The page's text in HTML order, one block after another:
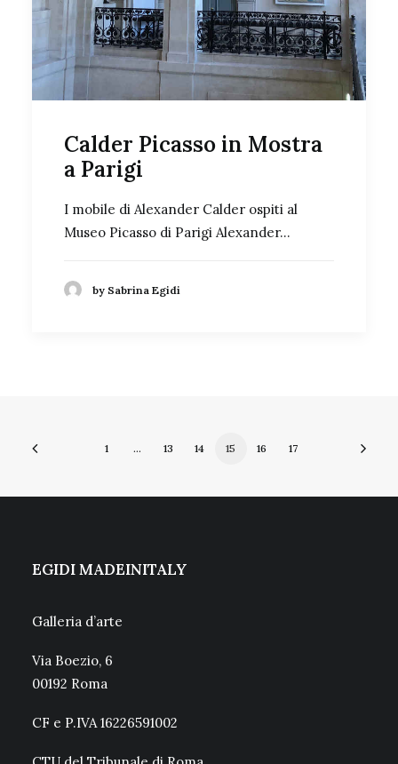
Calder Picasso in Mostra
a Parigi
I mobile di Alexander Calder ospiti al
Museo Picasso di Parigi Alexander…
by Sabrina Egidi
1 … 13 14 15 16 17
EGIDI MADEINITALY
Galleria d’arte
Via Boezio, 6
00192 Roma
CF e P.IVA 16226591002